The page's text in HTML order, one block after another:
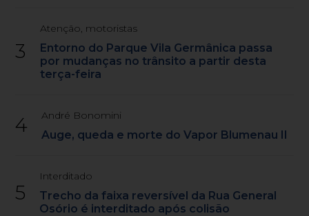
3
Atenção, motoristas
Entorno do Parque Vila Germânica passa
por mudanças no trânsito a partir desta
terça-feira
4 André Bonomini
Auge, queda e morte do Vapor Blumenau II
5
Interditado
Trecho da faixa reversível da Rua General
Osório é interditado após colisão